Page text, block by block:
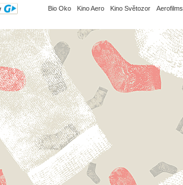
Bio Oko Kino Aero Kino Světozor Aerofilms